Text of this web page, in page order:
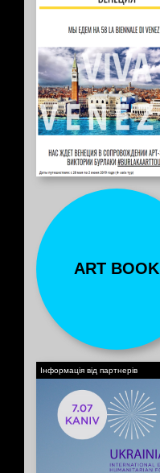
ART BOOK
Інформація від партнерів